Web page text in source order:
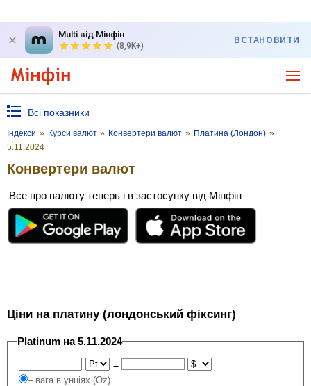
Multi від Мінфін
(8,9K+)
ВСТАНОВИТИ
Всі показники
Індекси » Курси валют » Конвертери валют » Платина (Лондон) »
5.11.2024
Конвертери валют
Все про валюту теперь і в застосунку від Мінфін
Ціни на платину (лондонський фіксинг)
Platinum на 5.11.2024
=
– вага в унціях (Oz)